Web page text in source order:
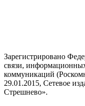
Зарегистрировано
связи,
коммуникаций
29.01.2015, Сетевое
Стрешнево».